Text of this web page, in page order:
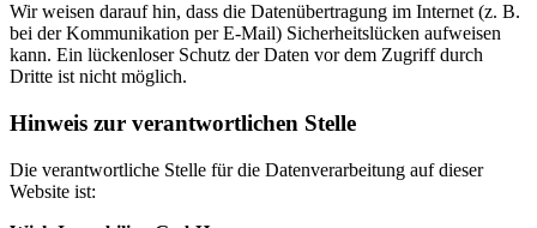
Wir weisen darauf hin, dass die Datenübertragung im Internet (z. B.
bei der Kommunikation per E-Mail) Sicherheitslücken aufweisen
kann. Ein lückenloser Schutz der Daten vor dem Zugriff durch
Dritte ist nicht möglich.
Hinweis zur verantwortlichen Stelle
Die verantwortliche Stelle für die Datenverarbeitung auf dieser
Website ist: